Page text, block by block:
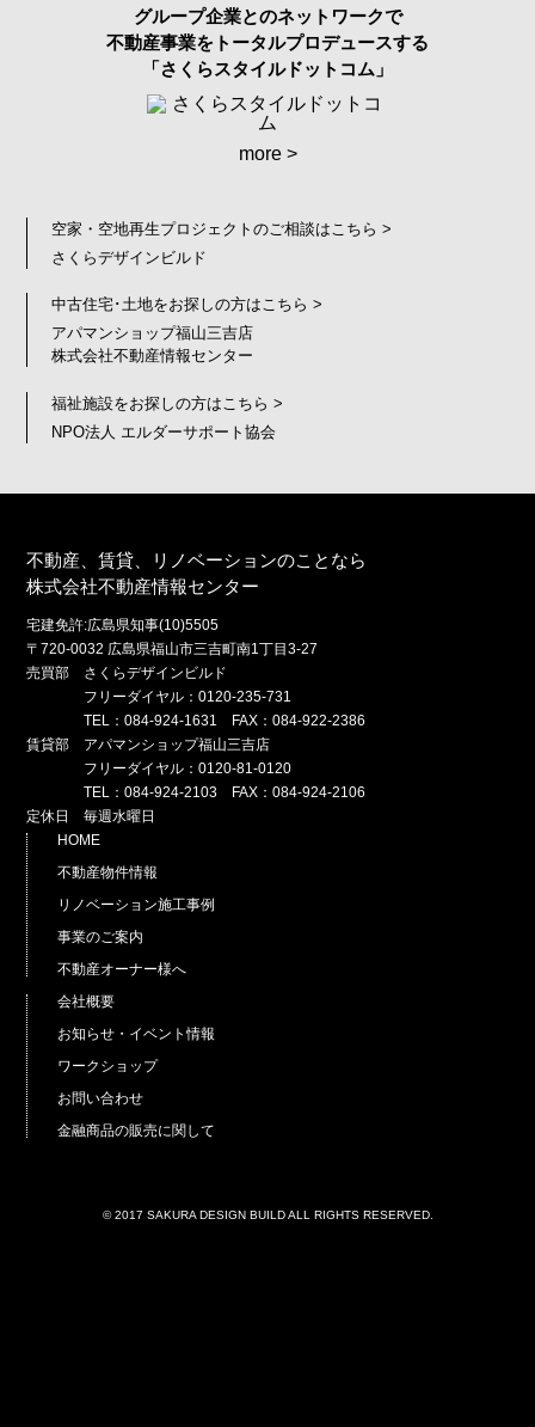
グループ企業とのネットワークで
不動産事業をトータルプロデュースする
「さくらスタイルドットコム」
more >
空家・空地再生プロジェクトのご相談はこちら >
さくらデザインビルド
中古住宅･土地をお探しの方はこちら >
アパマンショップ福山三吉店
株式会社不動産情報センター
福祉施設をお探しの方はこちら >
NPO法人 エルダーサポート協会
不動産、賃貸、リノベーションのことなら
株式会社不動産情報センター
宅建免許:広島県知事(10)5505
〒720-0032 広島県福山市三吉町南1丁目3-27
売買部 さくらデザインビルド
フリーダイヤル：0120-235-731
TEL：084-924-1631 FAX：084-922-2386
賃貸部 アパマンショップ福山三吉店
フリーダイヤル：0120-81-0120
TEL：084-924-2103 FAX：084-924-2106
定休日 毎週水曜日
HOME
不動産物件情報
リノベーション施工事例
事業のご案内
不動産オーナー様へ
会社概要
お知らせ・イベント情報
ワークショップ
お問い合わせ
金融商品の販売に関して
© 2017 SAKURA DESIGN BUILD ALL RIGHTS RESERVED.